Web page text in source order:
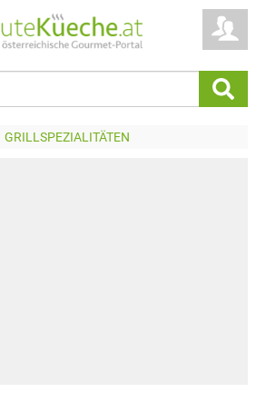
GRILLSPEZIALITÄTEN